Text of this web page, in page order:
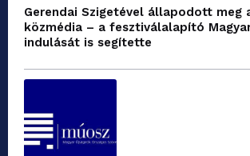
Gerendai Szigetével állapodott meg
közmédia – a fesztiválalapító
indulását is segítette